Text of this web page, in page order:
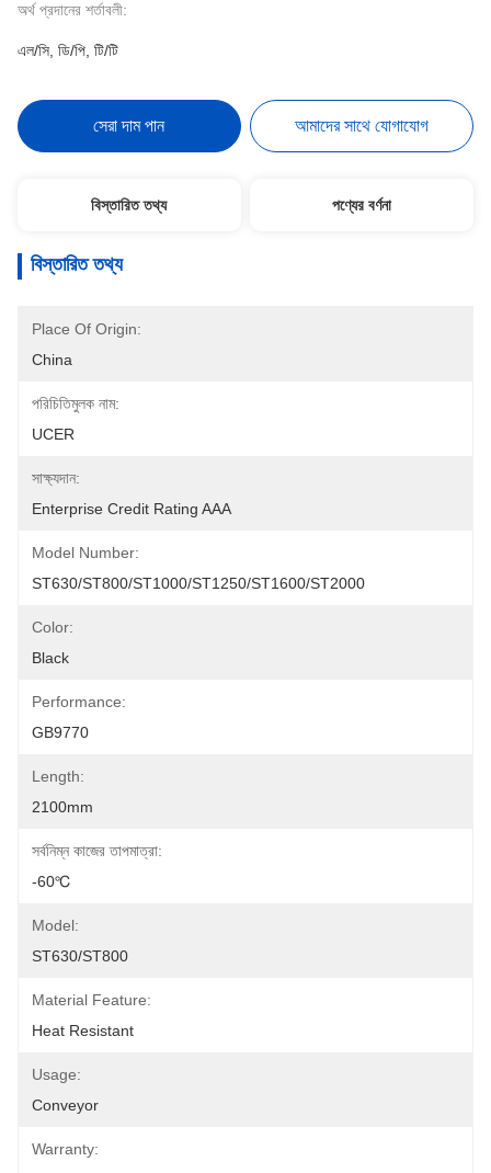
অর্থ প্রদানের শর্তাবলী:
এল/সি, ডি/পি, টি/টি
সেরা দাম পান আমাদের সাথে যোগাযোগ
বিস্তারিত তথ্য পণ্যের বর্ণনা
বিস্তারিত তথ্য
Place Of Origin:
China
পরিচিতিমুলক নাম:
UCER
সাক্ষ্যদান:
Enterprise Credit Rating AAA
Model Number:
ST630/ST800/ST1000/ST1250/ST1600/ST2000
Color:
Black
Performance:
GB9770
Length:
2100mm
সর্বনিম্ন কাজের তাপমাত্রা:
-60℃
Model:
ST630/ST800
Material Feature:
Heat Resistant
Usage:
Conveyor
Warranty: